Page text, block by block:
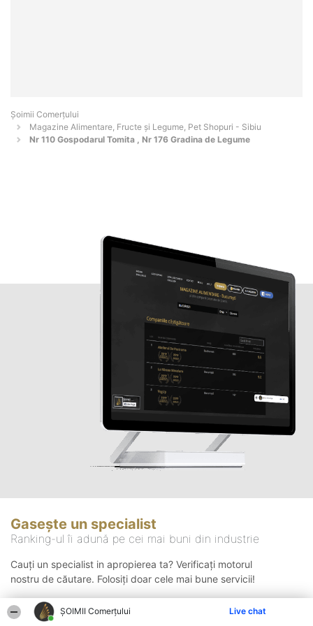
ȘOIMII Comerțului Live chat
Șoimii Comerțului
Magazine Alimentare, Fructe și Legume, Pet Shopuri - Sibiu
Nr 110 Gospodarul Tomita , Nr 176 Gradina de Legume
Gasește un specialist
Ranking-ul îi adună pe cei mai buni din industrie
Cauți un specialist in apropierea ta? Verificați motorul
nostru de căutare. Folosiți doar cele mai bune servicii!